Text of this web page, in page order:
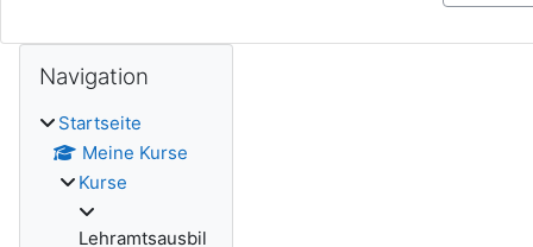
Blöcke
Navigation
Startseite
Meine Kurse
Kurse
Lehramtsausbil